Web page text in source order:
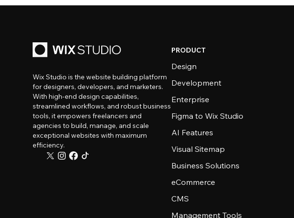
Wix Studio is the website building platform
for designers, developers, and marketers.
With high-end design capabilities,
streamlined workflows, and robust business
tools, it empowers freelancers and
agencies to build, manage, and scale
exceptional websites with maximum
efficiency.
PRODUCT
Design
Development
Enterprise
Figma to Wix Studio
AI Features
Visual Sitemap
Business Solutions
eCommerce
CMS
Management Tools